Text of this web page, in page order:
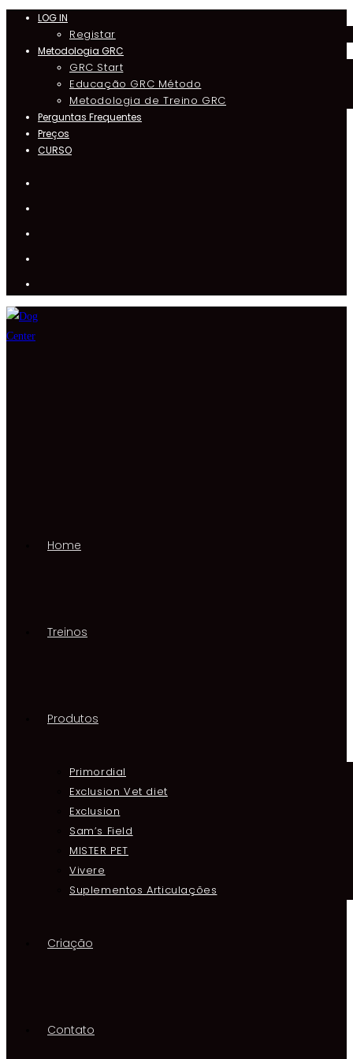
LOG IN
Registar
Metodologia GRC
GRC Start
Educação GRC Método
Metodologia de Treino GRC
Perguntas Frequentes
Preços
CURSO
Home
Treinos
Produtos
Primordial
Exclusion Vet diet
Exclusion
Sam’s Field
MISTER PET
Vivere
Suplementos Articulações
Criação
Contato